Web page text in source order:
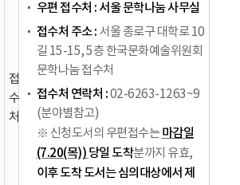
접
수
처
우편 접수처 : 서울 문학나눔 사무실
접수처 주소 : 서울 종로구 대학로 10
길 15-15, 5층 한국문화예술위원회
문학나눔 접수처
접수처 연락처 :02-6263-1263~9
(분야별참고)
※ 신청도서의 우편접수는마감일
(7.20(목)) 당일 도착분까지 유효,
이후 도착 도서는 심의대상에서 제